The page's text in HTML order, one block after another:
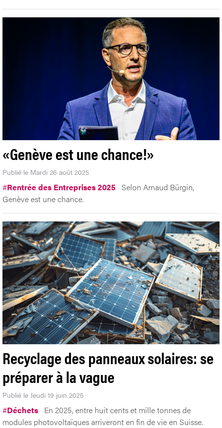
«Genève est une chance!»
Publié le Mardi 26 août 2025
#Rentrée des Entreprises 2025 Selon Arnaud Bürgin,
Genève est une chance.
Recyclage des panneaux solaires: se
préparer à la vague
Publié le Jeudi 19 juin 2025
#Déchets En 2025, entre huit cents et mille tonnes de
modules photovoltaïques arriveront en fin de vie en Suisse.